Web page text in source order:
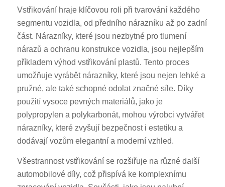
Vstřikování hraje klíčovou roli při tvarování každého
segmentu vozidla, od předního nárazníku až po zadní
část. Nárazníky, které jsou nezbytné pro tlumení
nárazů a ochranu konstrukce vozidla, jsou nejlepším
příkladem výhod vstřikování plastů. Tento proces
umožňuje vyrábět nárazníky, které jsou nejen lehké a
pružné, ale také schopné odolat značné síle. Díky
použití vysoce pevných materiálů, jako je
polypropylen a polykarbonát, mohou výrobci vytvářet
nárazníky, které zvyšují bezpečnost i estetiku a
dodávají vozům elegantní a moderní vzhled.
Všestrannost vstřikování se rozšiřuje na různé další
automobilové díly, což přispívá ke komplexnímu